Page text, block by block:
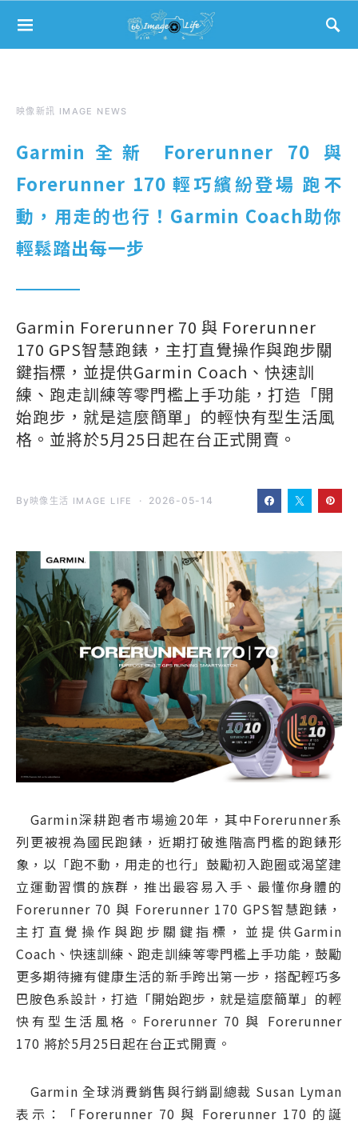
Search for:
映像新訊 IMAGE NEWS
Garmin全新 Forerunner 70 與
Forerunner 170 輕巧繽紛登場 跑不
動，用走的也行！Garmin Coach助你
輕鬆踏出每一步
Garmin Forerunner 70 與 Forerunner
170 GPS智慧跑錶，主打直覺操作與跑步關
鍵指標，並提供Garmin Coach、快速訓
練、跑走訓練等零門檻上手功能，打造「開
始跑步，就是這麼簡單」的輕快有型生活風
格。並將於5月25日起在台正式開賣。
By 映像生活 IMAGE LIFE 2026-05-14
Garmin深耕跑者市場逾20年，其中Forerunner系
列更被視為國民跑錶，近期打破進階高門檻的跑錶形
象，以「跑不動，用走的也行」鼓勵初入跑圈或渴望建
立運動習慣的族群，推出最容易入手、最懂你身體的
Forerunner 70 與 Forerunner 170 GPS智慧跑錶，
主打直覺操作與跑步關鍵指標，並提供Garmin
Coach、快速訓練、跑走訓練等零門檻上手功能，鼓勵
更多期待擁有健康生活的新手跨出第一步，搭配輕巧多
巴胺色系設計，打造「開始跑步，就是這麼簡單」的輕
快有型生活風格。Forerunner 70 與 Forerunner
170 將於5月25日起在台正式開賣。
Garmin 全球消費銷售與行銷副總裁 Susan Lyman
表示：「Forerunner 70 與 Forerunner 170 的誕